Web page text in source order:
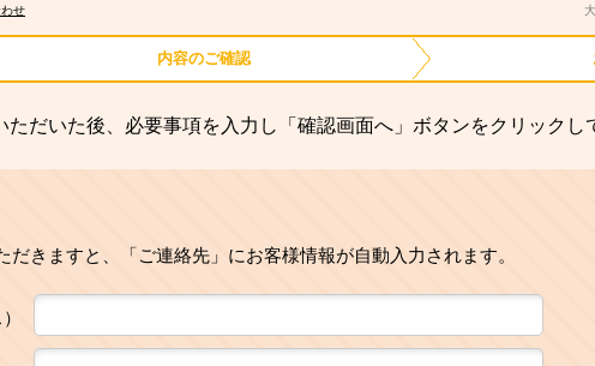
せ
内容のご確認
ただいた後、必要事項を入力し「確認画面へ」ボタンをクリックし
だきますと、「ご連絡先」にお客様情報が自動入力されます。